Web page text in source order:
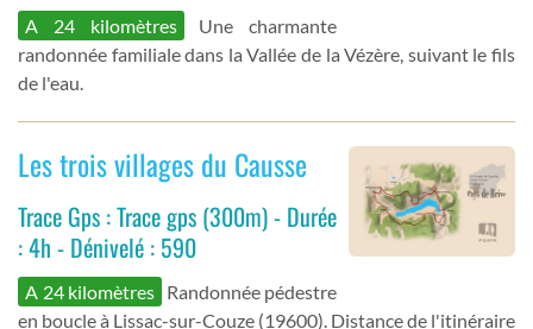
A 24 kilomètres
Une charmante
randonnée familiale dans la Vallée de la Vézère, suivant le fils
de l'eau.
Les trois villages du Causse
Trace Gps : Trace gps (300m) - Durée
: 4h - Dénivelé : 590
A 24 kilomètres Randonnée pédestre
en boucle à Lissac-sur-Couze (19600). Distance de l'itinéraire